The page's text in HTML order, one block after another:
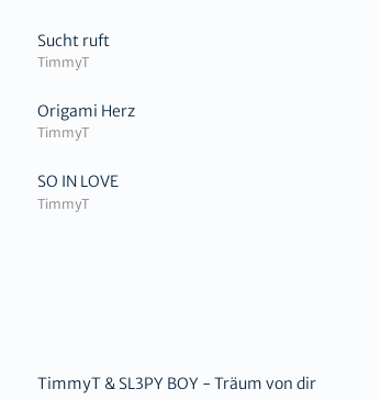
Sucht ruft
TimmyT
Origami Herz
TimmyT
SO IN LOVE
TimmyT
TimmyT & SL3PY BOY - Träum von dir